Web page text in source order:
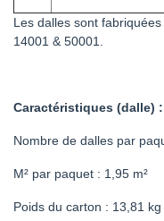
Les dalles sont
14001 & 50001.
Caractéristiques (dalle) :
Nombre de dalles par
M² par paquet : 1,95 m²
Poids du carton : 13,81 kg